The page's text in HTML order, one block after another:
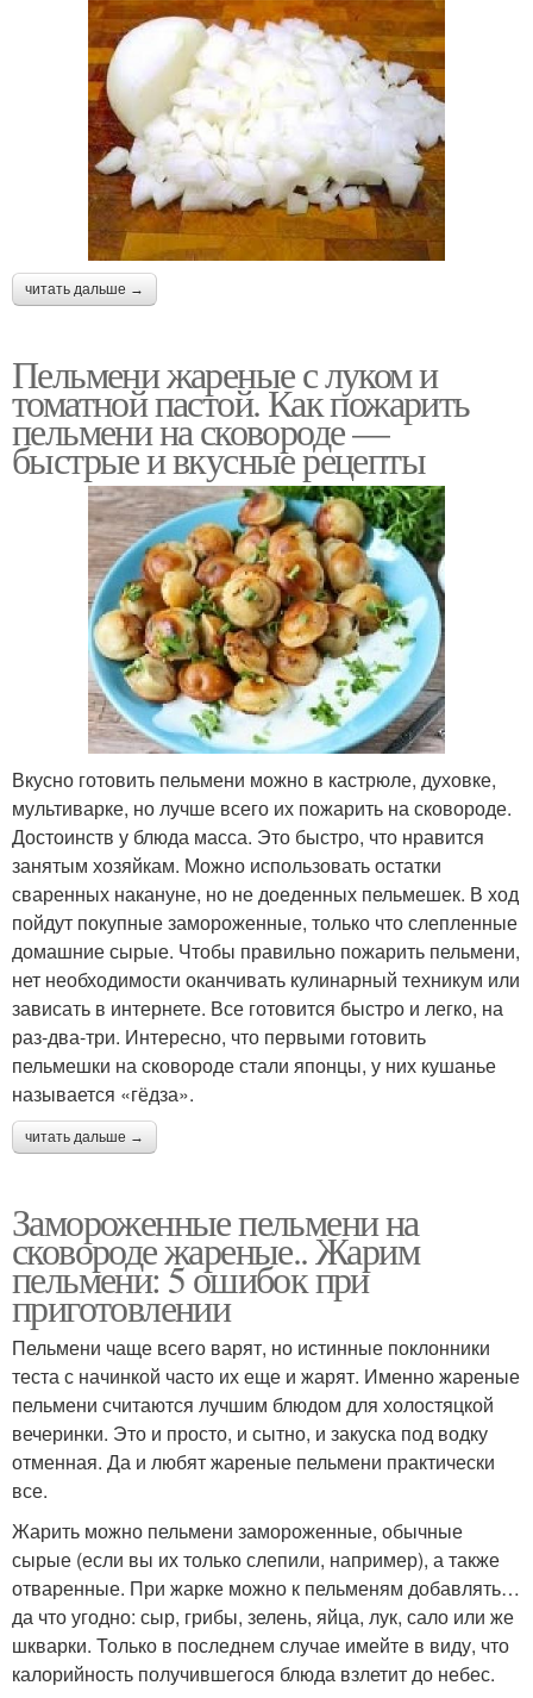
читать дальше →
Пельмени жареные с луком и
томатной пастой. Как пожарить
пельмени на сковороде —
быстрые и вкусные рецепты
Вкусно готовить пельмени можно в кастрюле, духовке,
мультиварке, но лучше всего их пожарить на сковороде.
Достоинств у блюда масса. Это быстро, что нравится
занятым хозяйкам. Можно использовать остатки
сваренных накануне, но не доеденных пельмешек. В ход
пойдут покупные замороженные, только что слепленные
домашние сырые. Чтобы правильно пожарить пельмени,
нет необходимости оканчивать кулинарный техникум или
зависать в интернете. Все готовится быстро и легко, на
раз-два-три. Интересно, что первыми готовить
пельмешки на сковороде стали японцы, у них кушанье
называется «гёдза».
читать дальше →
Замороженные пельмени на
сковороде жареные.. Жарим
пельмени: 5 ошибок при
приготовлении
Пельмени чаще всего варят, но истинные поклонники
теста с начинкой часто их еще и жарят. Именно жареные
пельмени считаются лучшим блюдом для холостяцкой
вечеринки. Это и просто, и сытно, и закуска под водку
отменная. Да и любят жареные пельмени практически
все.
Жарить можно пельмени замороженные, обычные
сырые (если вы их только слепили, например), а также
отваренные. При жарке можно к пельменям добавлять…
да что угодно: сыр, грибы, зелень, яйца, лук, сало или же
шкварки. Только в последнем случае имейте в виду, что
калорийность получившегося блюда взлетит до небес.